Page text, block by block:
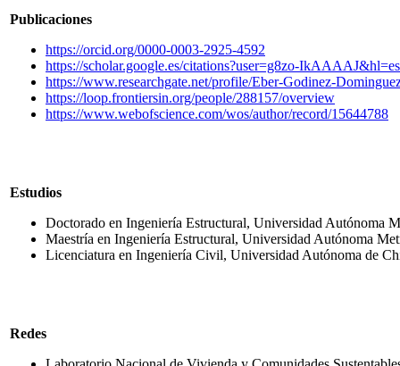
Publicaciones
https://orcid.org/0000-0003-2925-4592
https://scholar.google.es/citations?user=g8zo-
https://www.researchgate.net/profile/Eber-Godinez-
https://loop.frontiersin.org/people/288157/overview
https://www.webofscience.com/wos/author/record/15644788
Estudios
Doctorado en Ingeniería Estructural, Universidad Autónoma
Maestría en Ingeniería Estructural, Universidad Autónoma
Licenciatura en Ingeniería Civil, Universidad Autónoma de
Redes